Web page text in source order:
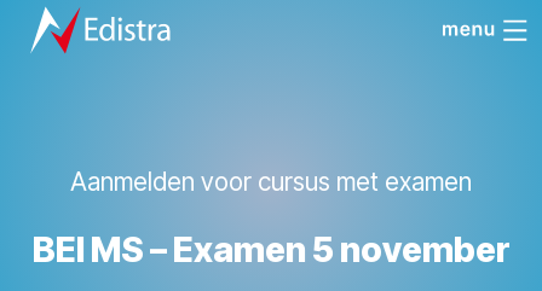
Aanmelden voor cursus met examen
BEI MS – Examen 5 november